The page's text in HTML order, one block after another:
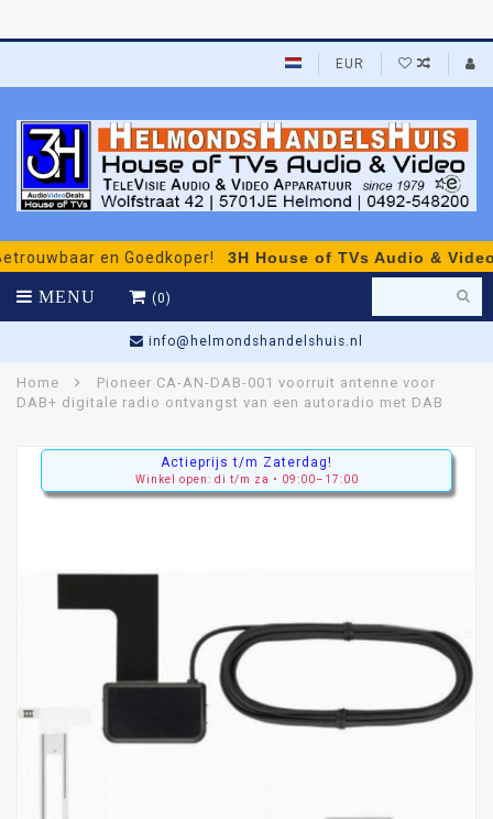
EUR
en Goedkoper!3H House of TVs Audio & Video-
MENU (0)
info@helmondshandelshuis.nl
Home
Pioneer CA-AN-DAB-001 voorruit antenne voor
DAB+ digitale radio ontvangst van een autoradio met DAB
Actieprijs t/m Zaterdag!
Winkel open: di t/m za • 09:00–17:00